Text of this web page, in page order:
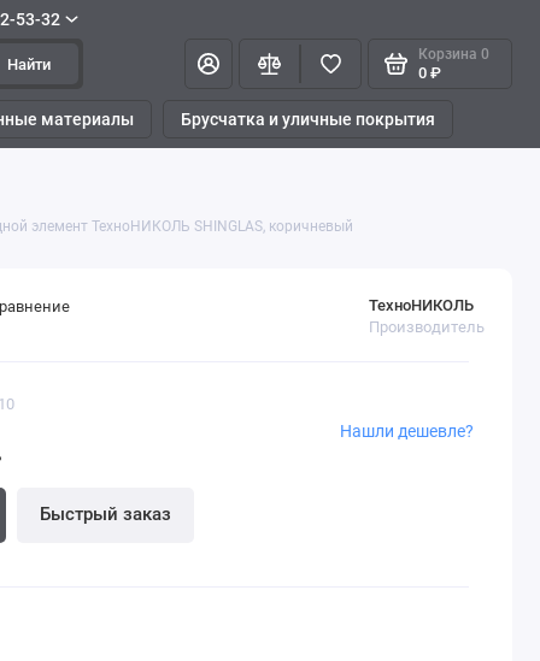
53-32
Найти
Корзина 0
0 ₽
материалы Брусчатка и уличные покрытия
элемент ТехноНИКОЛЬ SHINGLAS, коричневый
ТехноНИКОЛЬ
Производитель
Быстрый заказ
Нашли дешевле?